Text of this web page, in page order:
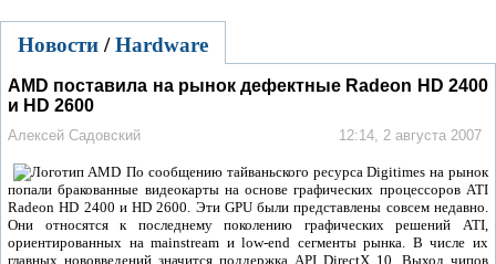
Новости /Hardware
AMD поставила на рынок дефектные Radeon HD 2400
и HD 2600
Алексей Садовский 12:14, 2 августа 2007
По сообщению тайваньского ресурса Digitimes на рынок
попали бракованные видеокарты на основе графических процессоров ATI
Radeon HD 2400 и HD 2600. Эти GPU были представлены совсем недавно.
Они относятся к последнему поколению графических решений ATI,
ориентированных на mainstream и low-end сегменты рынка. В числе их
главных нововведений значится поддержка API DirectX 10. Выход чипов